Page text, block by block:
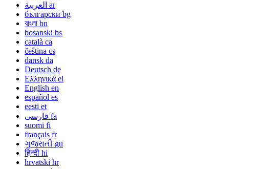
العربية ar
български bg
বাংলা bn
bosanski bs
català ca
čeština cs
dansk da
Deutsch de
Ελληνικά el
English en
español es
eesti et
فارسی fa
suomi fi
français fr
ગુજરાતી gu
हिन्दी hi
hrvatski hr